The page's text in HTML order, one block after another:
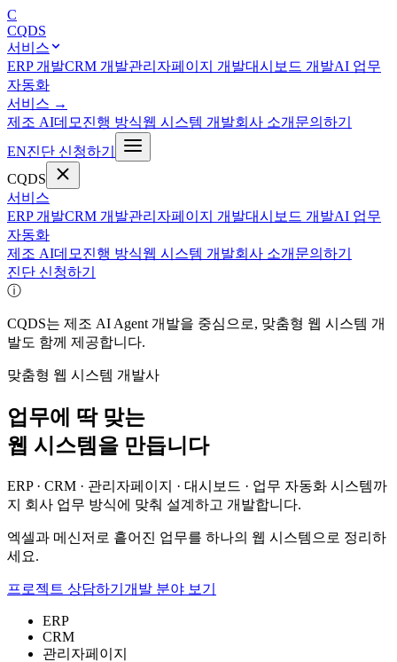
C
CQDS
서비스
ERP 개발CRM 개발관리자페이지 개발대시보드 개발AI 업무
자동화
서비스 →
제조 AI데모 진행 방식웹 시스템 개발회사 소개 문의하기
EN진단 신청하기
CQDS
서비스
ERP 개발CRM 개발관리자페이지 개발대시보드 개발AI 업무
자동화
제조 AI데모 진행 방식웹 시스템 개발회사 소개 문의하기
진단 신청하기
ⓘ
CQDS는 제조 AI Agent 개발을 중심으로, 맞춤형 웹 시스템 개
발도 함께 제공합니다.
맞춤형 웹 시스템 개발사
업무에 딱 맞는
웹 시스템을 만듭니다
ERP · CRM · 관리자페이지 · 대시보드 · 업무 자동화 시스템까
지 회사 업무 방식에 맞춰 설계하고 개발합니다.
엑셀과 메신저로 흩어진 업무를 하나의 웹 시스템으로 정리하
세요.
프로젝트 상담하기 개발 분야 보기
ERP
CRM
관리자페이지